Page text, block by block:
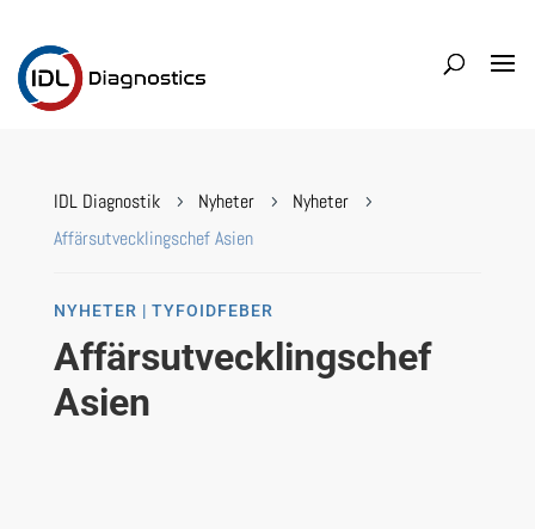
IDL Diagnostik 5 Nyheter 5 Nyheter 5
Affärsutvecklingschef Asien
NYHETER | TYFOIDFEBER
Affärsutvecklingschef
Asien